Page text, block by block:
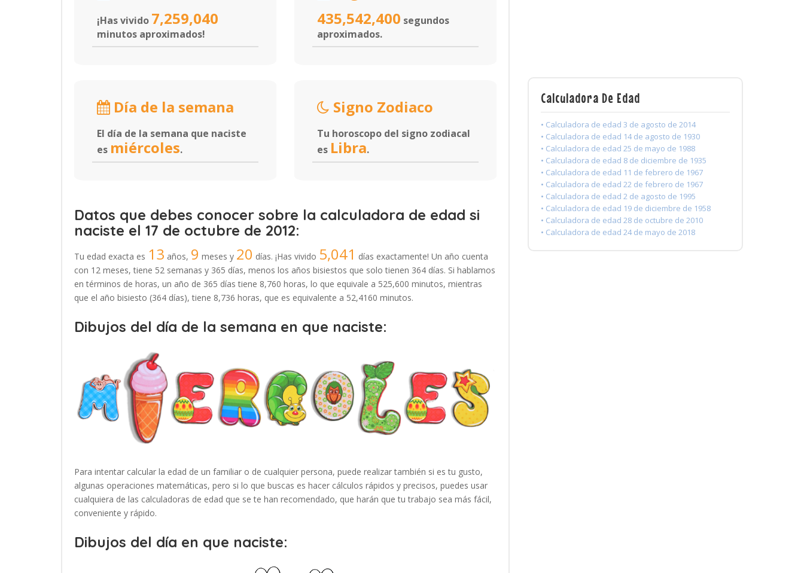
¡Has vivido 7,259,040
minutos aproximados!
435,542,400 segundos
aproximados.
Día de la semana
El día de la semana que naciste
es miércoles.
Signo Zodiaco
Tu horoscopo del signo zodiacal
es Libra.
Datos que debes conocer sobre la calculadora de edad si
naciste el 17 de octubre de 2012:
Tu edad exacta es 13 años, 9 meses y 20 días. ¡Has vivido 5,041 días exactamente! Un año cuenta
con 12 meses, tiene 52 semanas y 365 días, menos los años bisiestos que solo tienen 364 días. Si hablamos
en términos de horas, un año de 365 días tiene 8,760 horas, lo que equivale a 525,600 minutos, mientras
que el año bisiesto (364 días), tiene 8,736 horas, que es equivalente a 52,4160 minutos.
Dibujos del día de la semana en que naciste:
Para intentar calcular la edad de un familiar o de cualquier persona, puede realizar también si es tu gusto,
algunas operaciones matemáticas, pero si lo que buscas es hacer cálculos rápidos y precisos, puedes usar
cualquiera de las calculadoras de edad que se te han recomendado, que harán que tu trabajo sea más fácil,
conveniente y rápido.
Dibujos del día en que naciste:
Calculadora De Edad
• Calculadora de edad 3 de agosto de 2014
• Calculadora de edad 14 de agosto de 1930
• Calculadora de edad 25 de mayo de 1988
• Calculadora de edad 8 de diciembre de 1935
• Calculadora de edad 11 de febrero de 1967
• Calculadora de edad 22 de febrero de 1967
• Calculadora de edad 2 de agosto de 1995
• Calculadora de edad 19 de diciembre de 1958
• Calculadora de edad 28 de octubre de 2010
• Calculadora de edad 24 de mayo de 2018